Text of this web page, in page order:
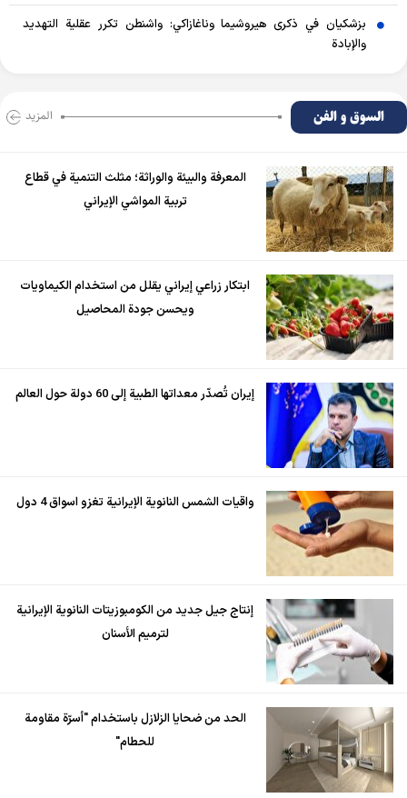
بزشكيان في ذكرى هيروشيما وناغازاكي: واشنطن تكرر عقلية التهديد
والإبادة
السوق و الفن المزید
المعرفة والبيئة والوراثة؛ مثلث التنمية في قطاع
تربية المواشي الإيراني
ابتكار زراعي إيراني يقلل من استخدام الكيماويات
ويحسن جودة المحاصيل
إيران تُصدّر معداتها الطبية إلى 60 دولة حول العالم
واقيات الشمس النانوية الإيرانية تغزو اسواق 4 دول
إنتاج جيل جديد من الكومبوزيتات النانوية الإيرانية
لترميم الأسنان
الحد من ضحايا الزلازل باستخدام "أسرّة مقاومة
للحطام"